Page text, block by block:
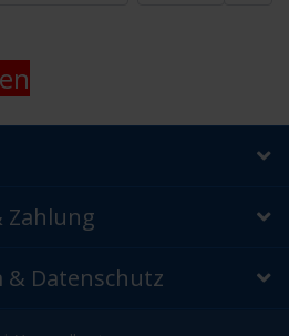
Zahlung
& Datenschutz